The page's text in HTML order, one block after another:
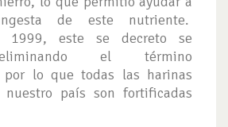
de este nutriente.
1999, este se decreto se
el término
por lo que todas las harinas
nuestro país son fortificadas